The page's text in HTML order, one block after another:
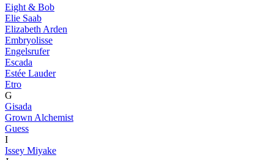
Eight & Bob
Elie Saab
Elizabeth Arden
Embryolisse
Engelsrufer
Escada
Estée Lauder
Etro
G
Gisada
Grown Alchemist
Guess
I
Issey Miyake